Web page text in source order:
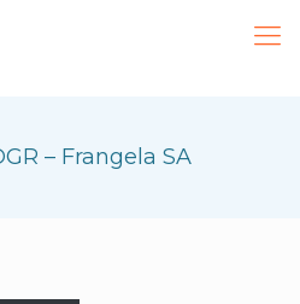
– Frangela SA